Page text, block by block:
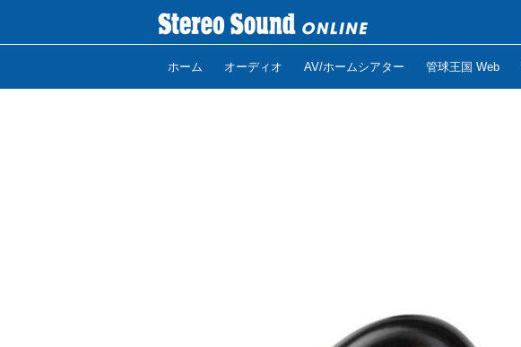
ホーム オーディオ AV/ホームシアター 管球王国 Web